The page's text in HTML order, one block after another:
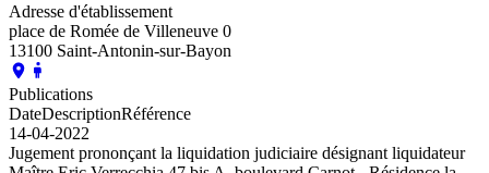
Adresse d'établissement
place de Romée de Villeneuve 0
13100 Saint-Antonin-sur-Bayon
Publications
DateDescriptionRéférence
14-04-2022
Jugement prononçant la liquidation judiciaire désignant liquidateur